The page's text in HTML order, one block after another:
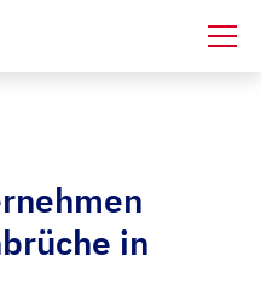
in